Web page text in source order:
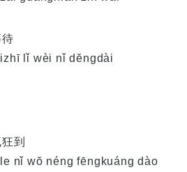
lǐ wèi nǐ dĕngdài
到
nǐ wŏ néng fēngkuáng dào